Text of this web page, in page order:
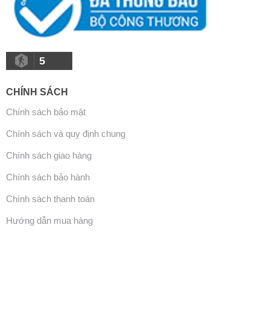
5
CHÍNH SÁCH
Chính sách bảo mật
Chính sách và quy định chung
Chính sách giao hàng
Chính sách bảo hành
Chính sách thanh toán
Hướng dẫn mua hàng